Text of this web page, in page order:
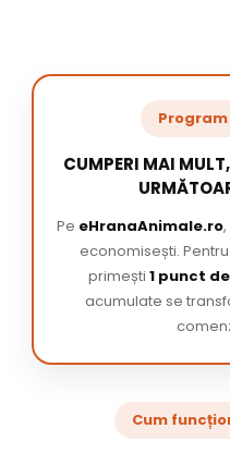
CUMPERI MAI
Pe eHranaAnimale.ro
economisești.
primești 1 punct
acumulate se
Cum